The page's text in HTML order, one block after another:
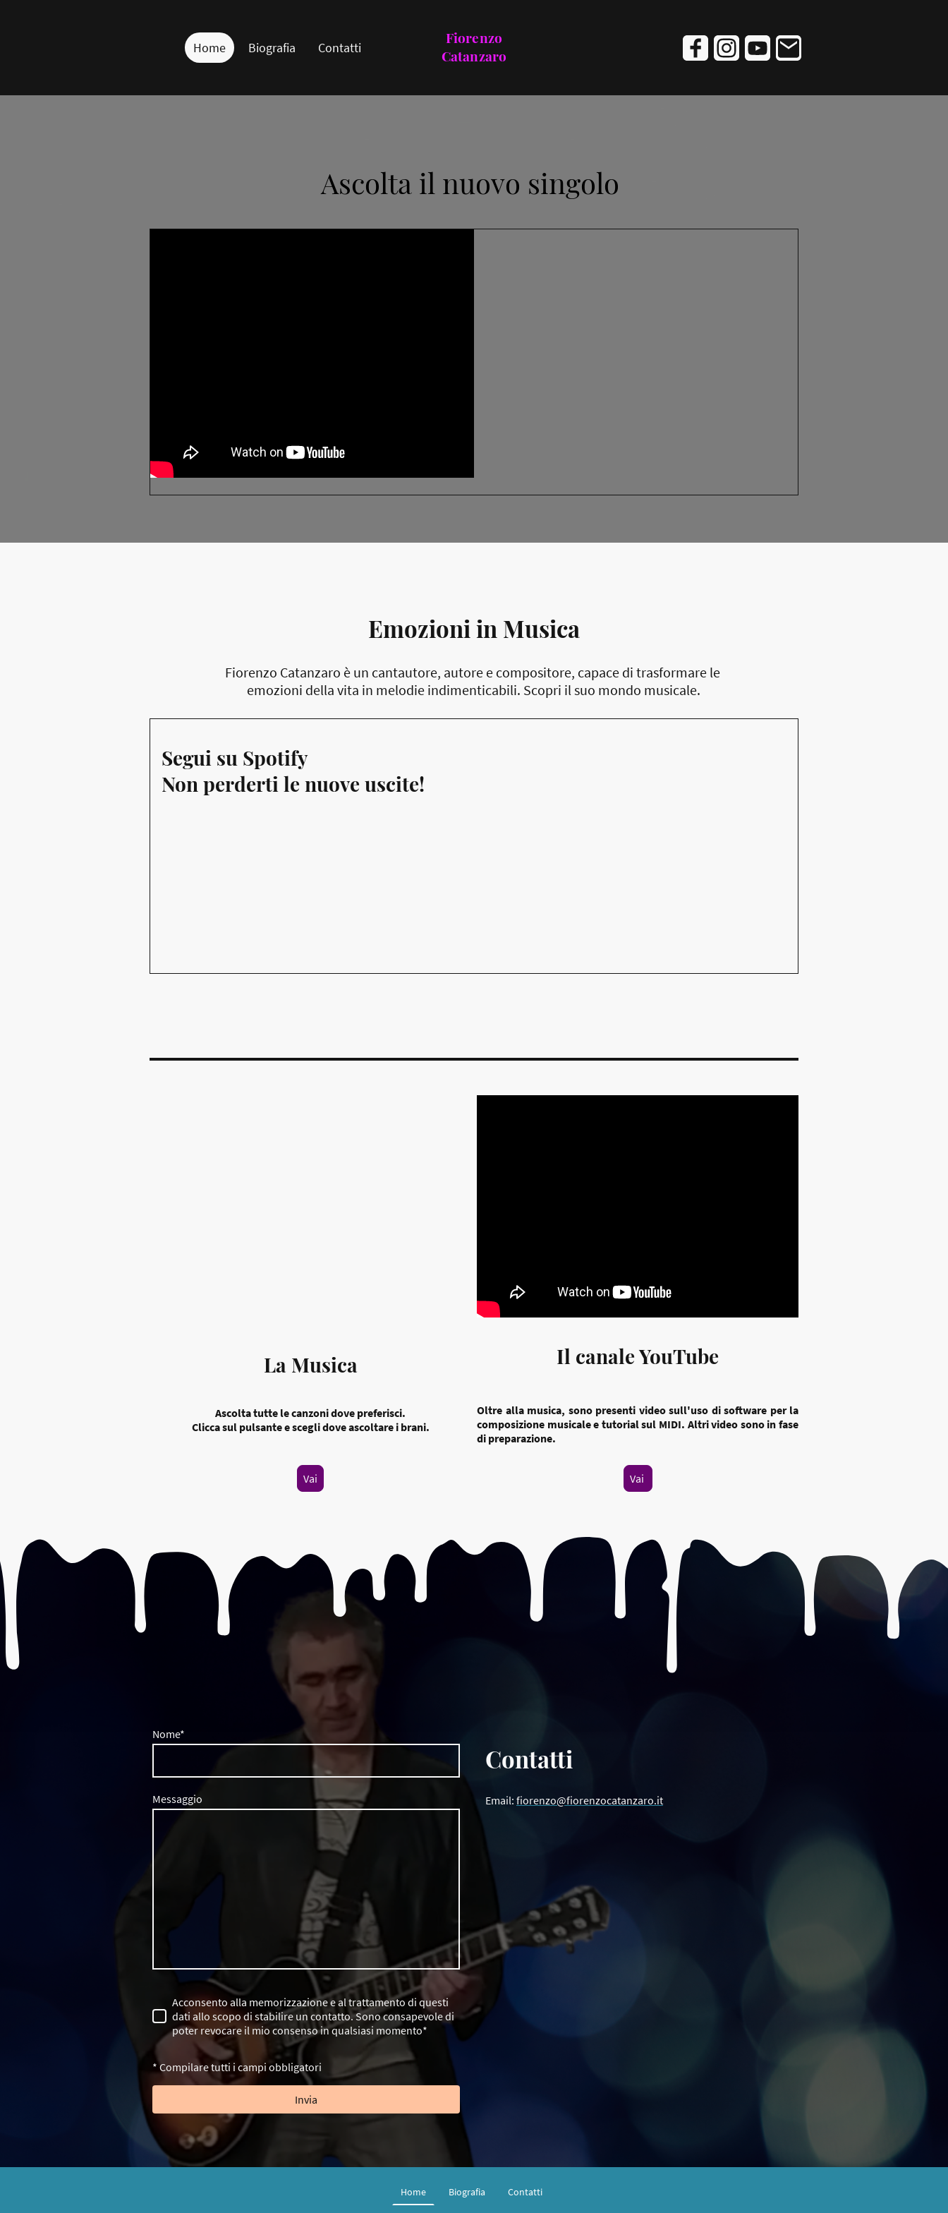
Home Biografia Contatti
Fiorenzo
Catanzaro
Ascolta il nuovo singolo
Emozioni in Musica
Fiorenzo Catanzaro è un cantautore, autore e compositore, capace di trasformare le
emozioni della vita in melodie indimenticabili. Scopri il suo mondo musicale.
Segui su Spotify
Non perderti le nuove uscite!
La Musica
Ascolta tutte le canzoni dove preferisci.
Clicca sul pulsante e scegli dove ascoltare i brani.
Vai
Il canale YouTube
Oltre alla musica, sono presenti video sull'uso di software per la
composizione musicale e tutorial sul MIDI. Altri video sono in fase
di preparazione.
Vai
Nome*
Messaggio
Acconsento alla memorizzazione e al trattamento di questi
dati allo scopo di stabilire un contatto. Sono consapevole di
poter revocare il mio consenso in qualsiasi momento*
* Compilare tutti i campi obbligatori
Invia
Contatti
Email: fiorenzo@fiorenzocatanzaro.it
Home Biografia Contatti